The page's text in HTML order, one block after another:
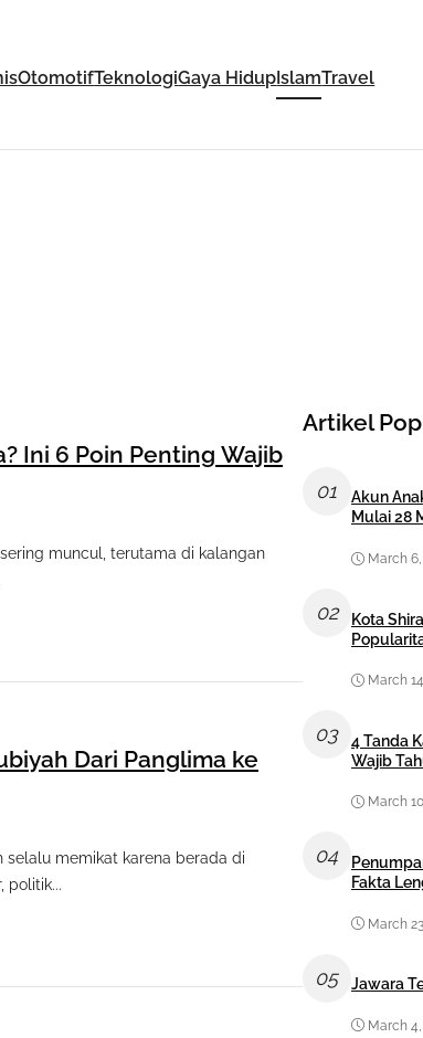
OtomotifTeknologiGaya Hidup IslamTravel
Ini 6 Poin Penting Wajib
muncul, terutama di kalangan
Dari Panglima ke
selalu memikat karena berada di
politik...
Artikel
01
Akun
Mulai 28
March
02
Kota
March
03
4 Tanda
Wajib
March
04
Fakta
March
05 Jawara
March